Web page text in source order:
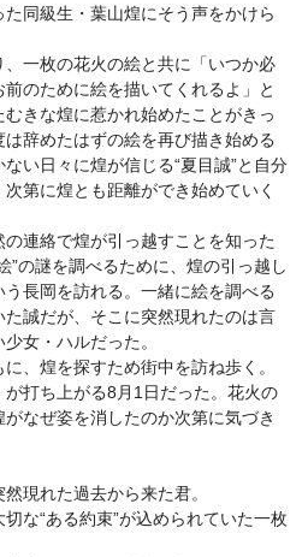
同級生・葉山煌にそう声をかけら
一枚の花火の絵と共に「いつか必
のために絵を描いてくれるよ」と
きな煌に惹かれ始めたことがきっ
辞めたはずの絵を再び描き始める
い日々に煌が信じる“夏目誠”と自分
第に煌とも距離ができ始めていく
連絡で煌が引っ越すことを知った
”の謎を調べるために、煌の引っ越し
長岡を訪れる。一緒に絵を調べる
誠だが、そこに突然現れたのは言
女・ハルだった。
、煌を探すため街中を訪ね歩く。
打ち上がる8月1日だった。花火の
なぜ姿を消したのか次第に気づき
現れた過去から来た君。
な“ある約束”が込められていた一枚